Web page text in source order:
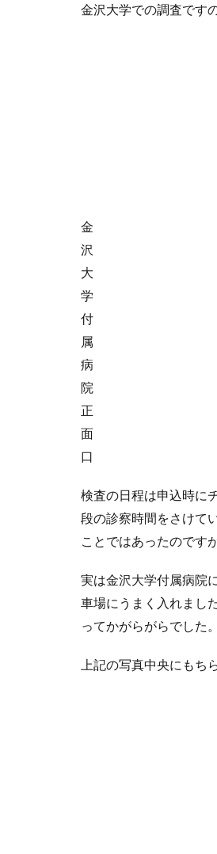
金沢大学での調査です
金
沢
大
学
付
属
病
院
正
面
口
検査の日程は申込時に
段の診察時間をさけて
ことではあったのです
実は金沢大学付属病院
車場にうまく入れまし
ってかがらがらでした
上記の写真中央にもち